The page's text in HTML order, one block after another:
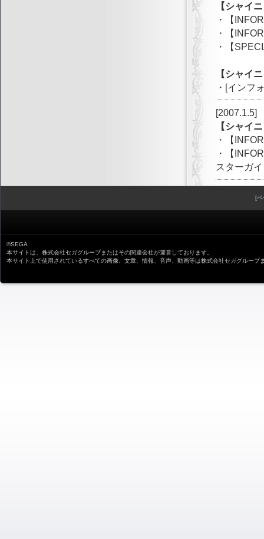
【シャイ
・【
・【
・【
【シャイ
・[インフ
[2007.1.5]
【シャイ
・【
・【
スターガ
[ペ
©SEGA
本サイトは、株式会社セガグループまたはその関連会社が運営しております。
本サイト上で使用されているすべての画像、文章、情報、音声、動画等は株式会社セガグルー